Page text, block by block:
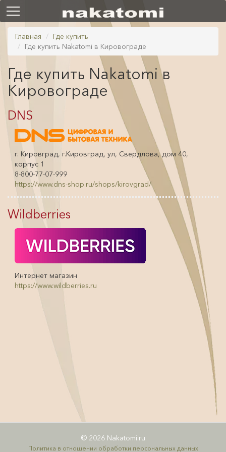
Главная
Где купить
Где купить Nakatomi в Кировограде
Где купить Nakatomi в
Кировограде
DNS
г. Кировград, г.Кировград, ул, Свердлова, дом 40,
корпус 1
8-800-77-07-999
https://www.dns-shop.ru/shops/kirovgrad/
Wildberries
Интернет магазин
https://www.wildberries.ru
© 2026 Nakatomi.ru
Политика в отношении обработки персональных данных